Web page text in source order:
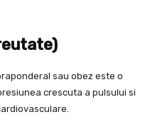
sau obez este o
crescuta a pulsului si